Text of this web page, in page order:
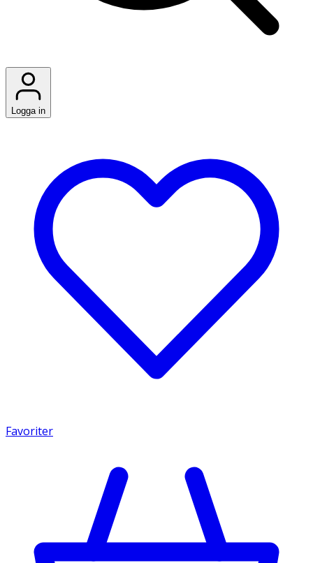
Logga in
Favoriter